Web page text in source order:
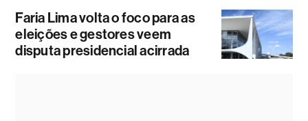
Faria Lima volta o foco para as
eleições e gestores veem
disputa presidencial acirrada